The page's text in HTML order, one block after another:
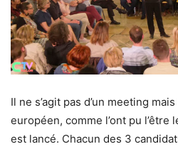
Il ne s’agit pas d’un meeting
européen, comme l’ont pu l’être
est lancé. Chacun des 3